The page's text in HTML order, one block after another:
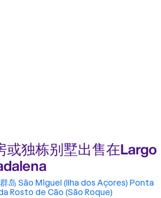
或独栋别墅出售在Largo
岛 São Miguel (Ilha dos Açores) Ponta
Rosto de Cão (São Roque)